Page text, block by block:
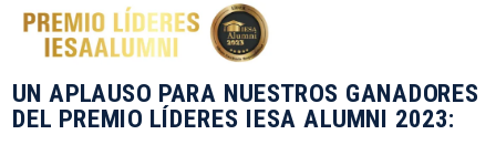
UN APLAUSO PARA NUESTROS GANADORES
DEL PREMIO LÍDERES IESA ALUMNI 2023: